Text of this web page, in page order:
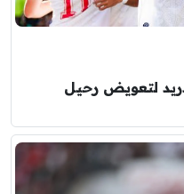
لتعويض رحيل